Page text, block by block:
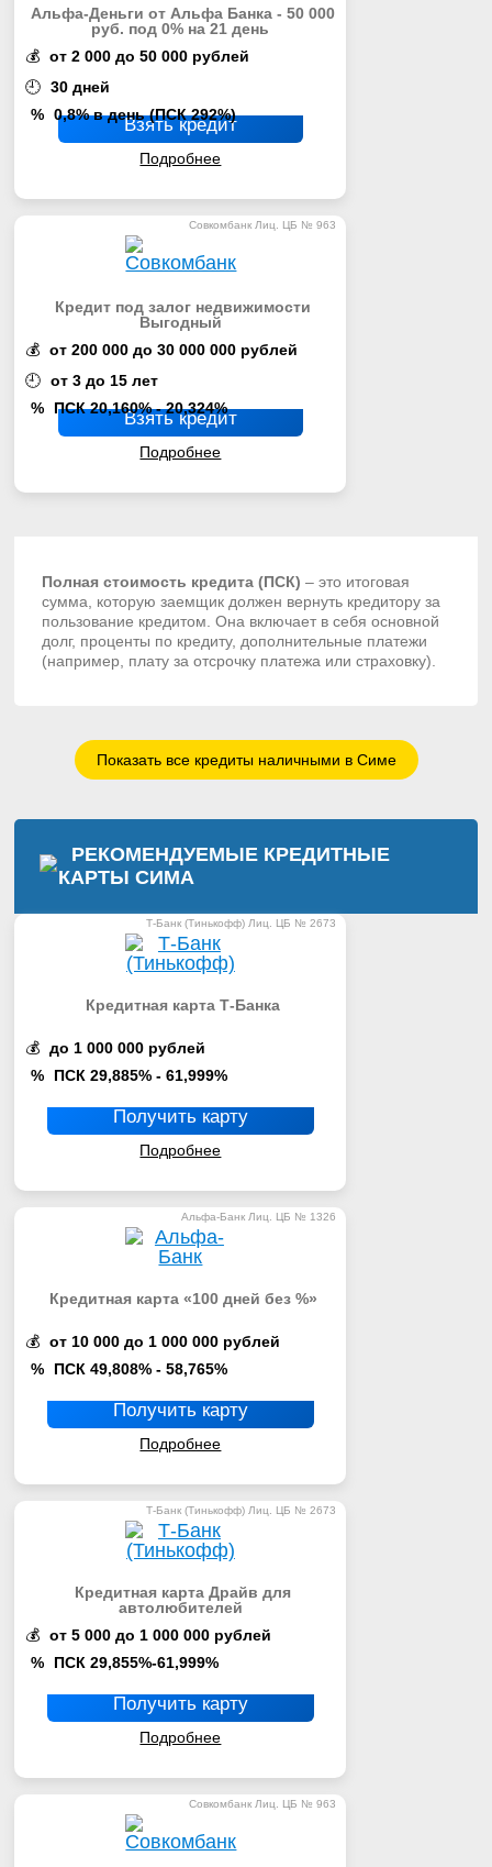
Альфа-Деньги от Альфа Банка - 50 000
руб. под 0% на 21 день
💰 от 2 000 до 50 000 рублей
🕘 30 дней
% 0,8% в день (ПСК 292%)
Взять кредит
Подробнее
Совкомбанк Лиц. ЦБ № 963
Кредит под залог недвижимости
Выгодный
💰 от 200 000 до 30 000 000 рублей
🕘 от 3 до 15 лет
%
ПСК 20,160% - 20,324%
Взять кредит
Подробнее
Полная стоимость кредита (ПСК) – это итоговая
сумма, которую заемщик должен вернуть кредитору за
пользование кредитом. Она включает в себя основной
долг, проценты по кредиту, дополнительные платежи
(например, плату за отсрочку платежа или страховку).
Показать все кредиты наличными в Симе
РЕКОМЕНДУЕМЫЕ КРЕДИТНЫЕ
КАРТЫСИМА
Т-Банк (Тинькофф) Лиц. ЦБ № 2673
Кредитная карта Т-Банка
💰 до 1 000 000 рублей
%
ПСК 29,885% - 61,999%
Получить карту
Подробнее
Альфа-Банк Лиц. ЦБ № 1326
Кредитная карта «100 дней без %»
💰 от 10 000 до 1 000 000 рублей
%
ПСК 49,808% - 58,765%
Получить карту
Подробнее
Т-Банк (Тинькофф) Лиц. ЦБ № 2673
Кредитная карта Драйв для
автолюбителей
💰 от 5 000 до 1 000 000 рублей
%
ПСК 29,855%-61,999%
Получить карту
Подробнее
Совкомбанк Лиц. ЦБ № 963